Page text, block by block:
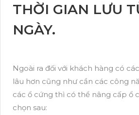
THỜI GIAN LƯU
NGÀY.
Ngoài ra đối với khách hàng có
lâu hơn cũng như cần các công
các ổ cứng thì có thể nâng cấp ổ
chọn sau: